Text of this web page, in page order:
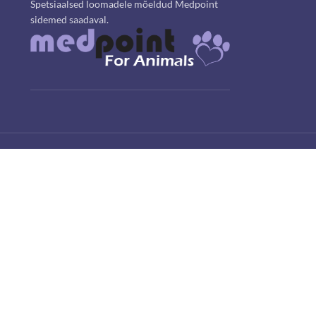
Spetsiaalsed loomadele mõeldud Medpoint
sidemed saadaval.